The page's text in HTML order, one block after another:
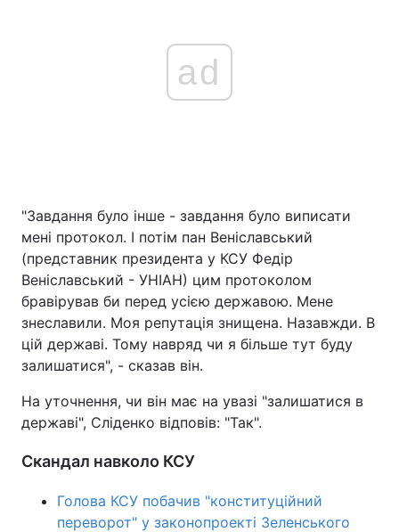
ad
"Завдання було інше - завдання було виписати
мені протокол. І потім пан Веніславський
(представник президента у КСУ Федір
Веніславський - УНІАН) цим протоколом
бравірував би перед усією державою. Мене
знеславили. Моя репутація знищена. Назавжди. В
цій державі. Тому навряд чи я більше тут буду
залишатися", - сказав він.
На уточнення, чи він має на увазі "залишатися в
державі", Сліденко відповів: "Так".
Скандал навколо КСУ
Голова КСУ побачив "конституційний
переворот" у законопроекті Зеленського